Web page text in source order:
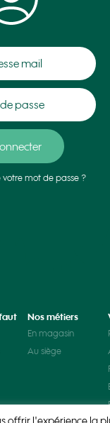
votre mot de passe ?
Nos métiers
En magasin
Au siège